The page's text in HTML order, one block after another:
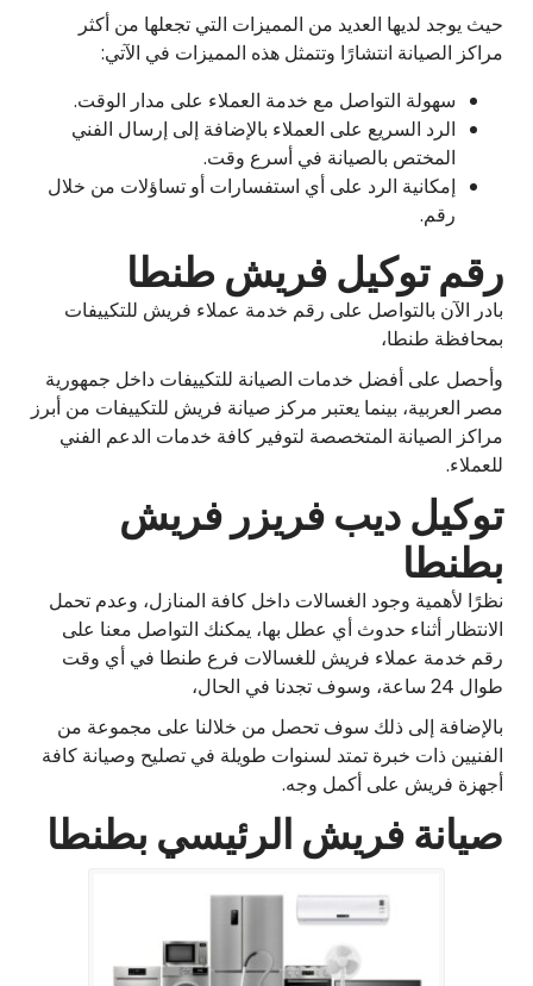
حيث يوجد لديها العديد من المميزات التي تجعلها من أكثر
مراكز الصيانة انتشارًا وتتمثل هذه المميزات في الآتي:
سهولة التواصل مع خدمة العملاء على مدار الوقت.
الرد السريع على العملاء بالإضافة إلى إرسال الفني
المختص بالصيانة في أسرع وقت.
إمكانية الرد على أي استفسارات أو تساؤلات من خلال
رقم.
رقم توكيل فريش طنطا
بادر الآن بالتواصل على رقم خدمة عملاء فريش للتكييفات
بمحافظة طنطا،
وأحصل على أفضل خدمات الصيانة للتكييفات داخل جمهورية
مصر العربية، بينما يعتبر مركز صيانة فريش للتكييفات من أبرز
مراكز الصيانة المتخصصة لتوفير كافة خدمات الدعم الفني
للعملاء.
توكيل ديب فريزر فريش
بطنطا
نظرًا لأهمية وجود الغسالات داخل كافة المنازل، وعدم تحمل
الانتظار أثناء حدوث أي عطل بها، يمكنك التواصل معنا على
رقم خدمة عملاء فريش للغسالات فرع طنطا في أي وقت
طوال 24 ساعة، وسوف تجدنا في الحال،
بالإضافة إلى ذلك سوف تحصل من خلالنا على مجموعة من
الفنيين ذات خبرة تمتد لسنوات طويلة في تصليح وصيانة كافة
أجهزة فريش على أكمل وجه.
صيانة فريش الرئيسي بطنطا